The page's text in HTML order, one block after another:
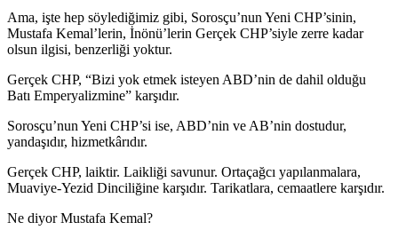
Ama, işte hep söylediğimiz gibi, Sorosçu’nun Yeni CHP’sinin,
Mustafa Kemal’lerin, İnönü’lerin Gerçek CHP’siyle zerre kadar
olsun ilgisi, benzerliği yoktur.
Gerçek CHP, “Bizi yok etmek isteyen ABD’nin de dahil olduğu
Batı Emperyalizmine” karşıdır.
Sorosçu’nun Yeni CHP’si ise, ABD’nin ve AB’nin dostudur,
yandaşıdır, hizmetkârıdır.
Gerçek CHP, laiktir. Laikliği savunur. Ortaçağcı yapılanmalara,
Muaviye-Yezid Dinciliğine karşıdır. Tarikatlara, cemaatlere karşıdır.
Ne diyor Mustafa Kemal?